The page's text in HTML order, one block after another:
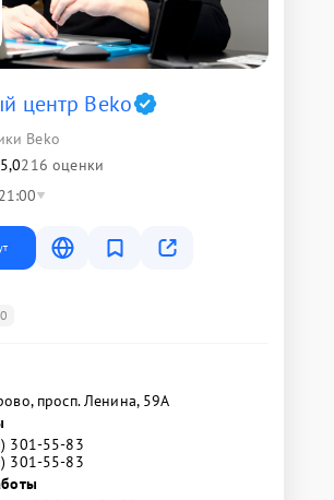
центр Beko
Beko
5,0216 оценки
просп. Ленина, 59А
301-55-83
301-55-83